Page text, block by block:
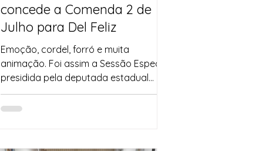
concede a Comenda 2 de
Julho para Del Feliz
Emoção, cordel, forró e muita
animação. Foi assim a Sessão Especial
presidida pela deputada estadual
Neusa Cadore (PT), que entregou a ...